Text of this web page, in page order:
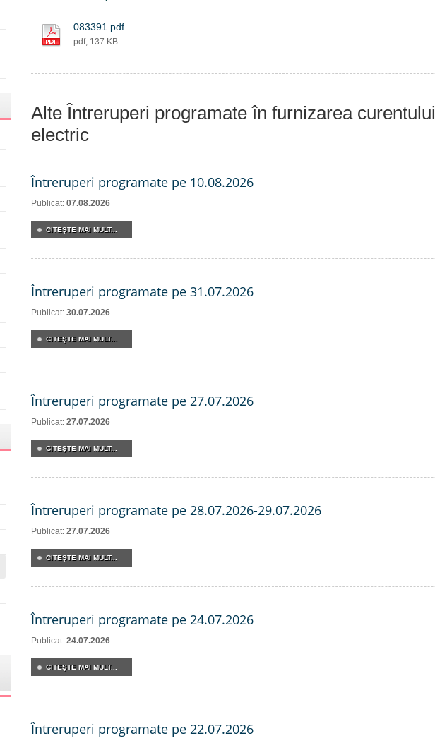
083391.pdf
pdf, 137 KB
Alte Întreruperi programate în furnizarea curentului
electric
Întreruperi programate pe 10.08.2026
Publicat: 07.08.2026
CITEŞTE MAI MULT...
Întreruperi programate pe 31.07.2026
Publicat: 30.07.2026
CITEŞTE MAI MULT...
Întreruperi programate pe 27.07.2026
Publicat: 27.07.2026
CITEŞTE MAI MULT...
Întreruperi programate pe 28.07.2026-29.07.2026
Publicat: 27.07.2026
CITEŞTE MAI MULT...
Întreruperi programate pe 24.07.2026
Publicat: 24.07.2026
CITEŞTE MAI MULT...
Întreruperi programate pe 22.07.2026